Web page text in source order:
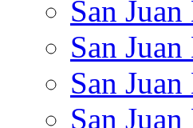
San
San
San
San